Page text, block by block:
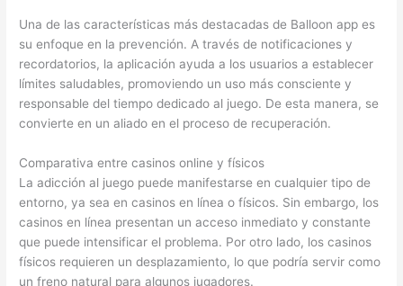
Una de las características más destacadas de Balloon app es
su enfoque en la prevención. A través de notificaciones y
recordatorios, la aplicación ayuda a los usuarios a establecer
límites saludables, promoviendo un uso más consciente y
responsable del tiempo dedicado al juego. De esta manera, se
convierte en un aliado en el proceso de recuperación.
Comparativa entre casinos online y físicos
La adicción al juego puede manifestarse en cualquier tipo de
entorno, ya sea en casinos en línea o físicos. Sin embargo, los
casinos en línea presentan un acceso inmediato y constante
que puede intensificar el problema. Por otro lado, los casinos
físicos requieren un desplazamiento, lo que podría servir como
un freno natural para algunos jugadores.